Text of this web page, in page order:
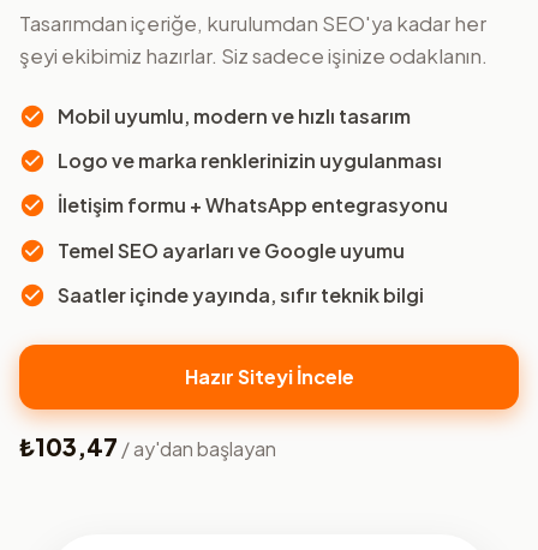
Tasarımdan içeriğe, kurulumdan SEO'ya kadar her
şeyi ekibimiz hazırlar. Siz sadece işinize odaklanın.
Mobil uyumlu, modern ve hızlı tasarım
Logo ve marka renklerinizin uygulanması
İletişim formu + WhatsApp entegrasyonu
Temel SEO ayarları ve Google uyumu
Saatler içinde yayında, sıfır teknik bilgi
Hazır Siteyi İncele
₺103,47 / ay'dan başlayan